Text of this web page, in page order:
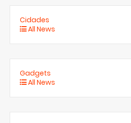
Cidades
All News
Gadgets
All News